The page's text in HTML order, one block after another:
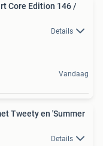
Core Edition 146 /
Details
Vandaag
Tweety en 'Summer
Details